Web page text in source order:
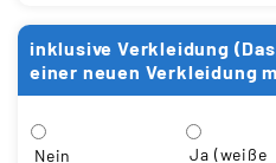
inklusive Verkleidung
einer neuen Verkleidung
Nein
Ja (weiße